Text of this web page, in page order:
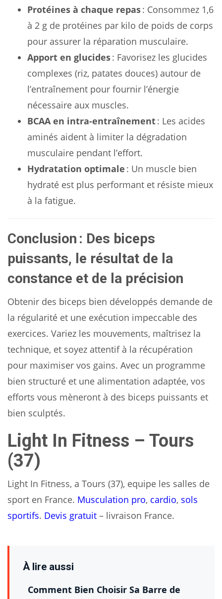
Protéines à chaque repas: Consommez 1,6
à 2 g de protéines par kilo de poids de corps
pour assurer la réparation musculaire.
Apport en glucides: Favorisez les glucides
complexes (riz, patates douces) autour de
l’entraînement pour fournir l’énergie
nécessaire aux muscles.
BCAA en intra-entraînement: Les acides
aminés aident à limiter la dégradation
musculaire pendant l’effort.
Hydratation optimale : Un muscle bien
hydraté est plus performant et résiste mieux
à la fatigue.
Conclusion : Des biceps
puissants, le résultat de la
constance et de la précision
Obtenir des biceps bien développés demande de
la régularité et une exécution impeccable des
exercices. Variez les mouvements, maîtrisez la
technique, et soyez attentif à la récupération
pour maximiser vos gains. Avec un programme
bien structuré et une alimentation adaptée, vos
efforts vous mèneront à des biceps puissants et
bien sculptés.
Light In Fitness – Tours
(37)
Light In Fitness, a Tours (37), equipe les salles de
sport en France. Musculation pro, cardio, sols
sportifs. Devis gratuit – livraison France.
À lire aussi
Comment Bien Choisir Sa Barre de